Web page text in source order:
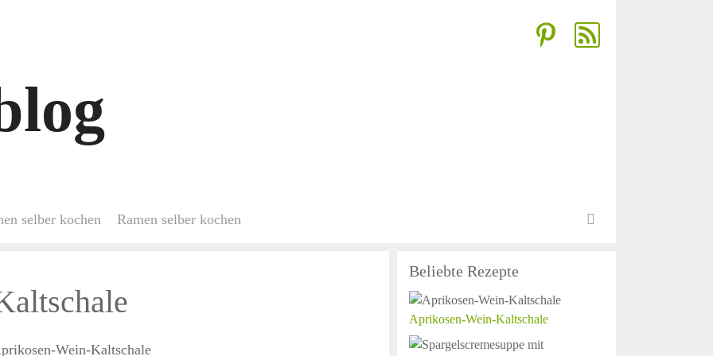
selber kochen Ramen selber kochen
Beliebte Rezepte
Aprikosen-Wein-Kaltschale